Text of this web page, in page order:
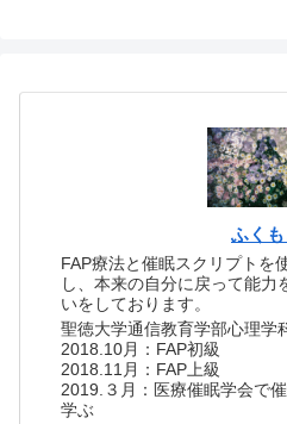
ふくも
FAP療法と催眠スクリプトを
し、本来の自分に戻って能力
いをしております。
聖徳大学通信教育学部心理学
2018.10月：FAP初級
2018.11月：FAP上級
2019.３月：医療催眠学会で
学ぶ